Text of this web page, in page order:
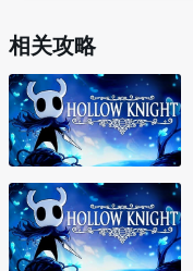
相关攻略